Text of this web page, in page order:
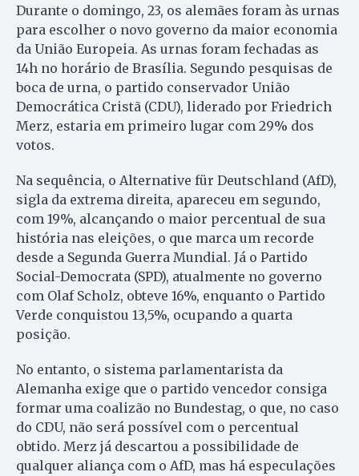
Durante o domingo, 23, os alemães foram às urnas
para escolher o novo governo da maior economia
da União Europeia. As urnas foram fechadas as
14h no horário de Brasília. Segundo pesquisas de
boca de urna, o partido conservador União
Democrática Cristã (CDU), liderado por Friedrich
Merz, estaria em primeiro lugar com 29% dos
votos.
Na sequência, o Alternative für Deutschland (AfD),
sigla da extrema direita, apareceu em segundo,
com 19%, alcançando o maior percentual de sua
história nas eleições, o que marca um recorde
desde a Segunda Guerra Mundial. Já o Partido
Social-Democrata (SPD), atualmente no governo
com Olaf Scholz, obteve 16%, enquanto o Partido
Verde conquistou 13,5%, ocupando a quarta
posição.
No entanto, o sistema parlamentarista da
Alemanha exige que o partido vencedor consiga
formar uma coalizão no Bundestag, o que, no caso
do CDU, não será possível com o percentual
obtido. Merz já descartou a possibilidade de
qualquer aliança com o AfD, mas há especulações